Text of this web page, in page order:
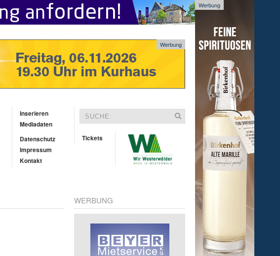
Werbung
Werbung
Inserieren
Mediadaten
Datenschutz
Impressum
Kontakt
Tickets
WERBUNG